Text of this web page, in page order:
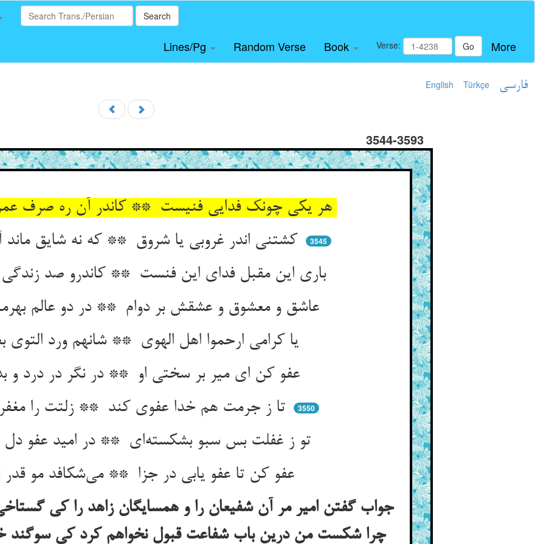
Search
Lines/Pg Random Verse Book Verse: Go More
English Türkçe فارسی
3544-3593
هر یکی چونک فدایی فنیست ** کاندر آن ره صرف عمر و کشتنیست
3545
باری این مقبل فدای این فنست ** کاندرو صد زندگی در کشتنست
عاشق و معشوق و عشقش بر دوام ** در دو عالم بهرمند و نیک‌نام
عفو کن ای میر بر سختی او ** در نگر در درد و بدبختی او
تا ز جرمت هم خدا عفوی کند ** زلتت را مغفرت در آکند
3550
جواب گفتن امیر مر آن شفیعان را و همسایگان زاهد را کی
چرا شکست من درین باب شفاعت قبول نخواهم کرد کی سوگند